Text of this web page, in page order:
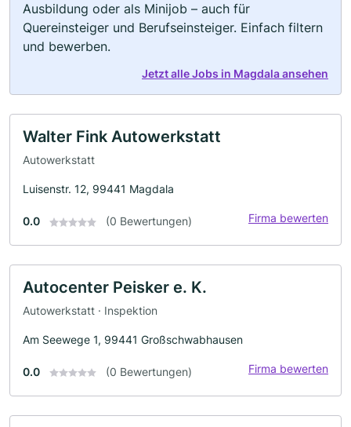
Ausbildung oder als Minijob – auch für
Quereinsteiger und Berufseinsteiger. Einfach filtern
und bewerben.
Jetzt alle Jobs in Magdala ansehen
Walter Fink Autowerkstatt
Autowerkstatt
Luisenstr. 12, 99441 Magdala
0.0 (0 Bewertungen) Firma bewerten
Autocenter Peisker e. K.
Autowerkstatt · Inspektion
Am Seewege 1, 99441 Großschwabhausen
0.0 (0 Bewertungen) Firma bewerten